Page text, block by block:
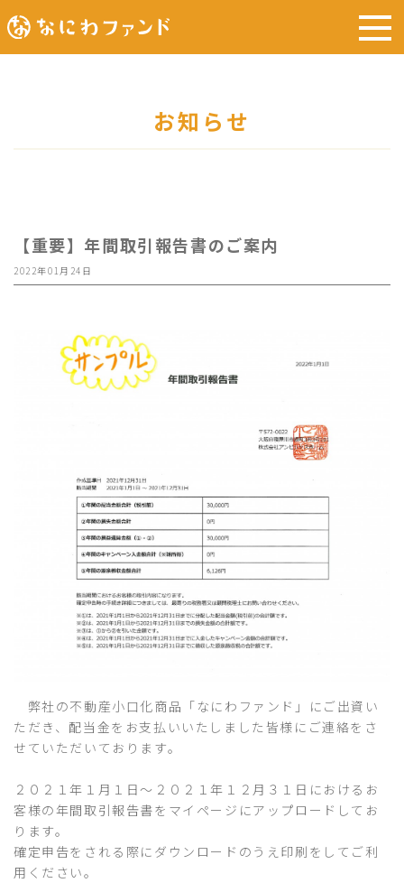
お知らせ
【重要】年間取引報告書のご案内
2022年01月24日
弊社の不動産小口化商品「なにわファンド」にご出資い
ただき、配当金をお支払いいたしました皆様にご連絡をさ
せていただいております。
２０２１年１月１日～２０２１年１２月３１日におけるお
客様の年間取引報告書をマイページにアップロードしてお
ります。
確定申告をされる際にダウンロードのうえ印刷をしてご利
用ください。